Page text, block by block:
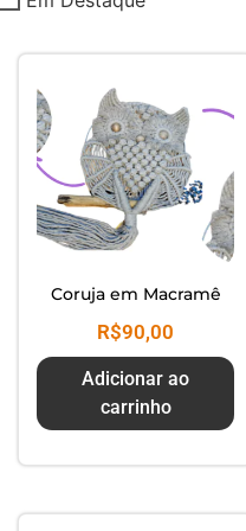
Composte
Coruja em Macramê
R$90,00
Adicionar ao
carrinho